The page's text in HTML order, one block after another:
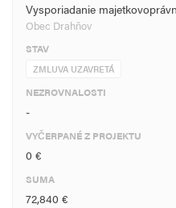
Vysporiadanie
Obec Drahňov
STAV
ZMLUVA UZAVRETÁ
NEZROVNALOSTI
-
VYČERPANÉ Z PROJEKTU
0 €
SUMA
72,840 €